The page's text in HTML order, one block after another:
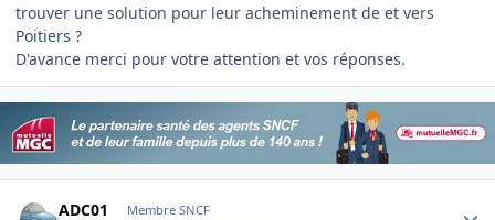
trouver une solution pour leur acheminement de et vers
Poitiers ?
D'avance merci pour votre attention et vos réponses.
ADC01 Membre SNCF